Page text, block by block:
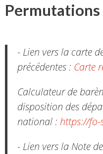
- Lien vers la carte
précédentes : Carte
Calculateur de
disposition des
national : https://
- Lien vers la Note